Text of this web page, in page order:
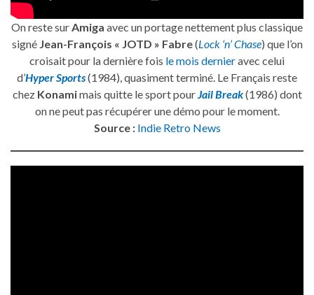
On reste sur Amiga avec un portage nettement plus classique
signé Jean-François « JOTD » Fabre(Lock ‘n’ Chase) que l’on
croisait pour la dernière fois le mois dernieravec celui
d’Hyper Sports(1984), quasiment terminé. Le Français reste
chez Konamimais quitte le sport pour Jail Break(1986) dont
on ne peut pas récupérer une démo pour le moment.
Source : Indie Retro News